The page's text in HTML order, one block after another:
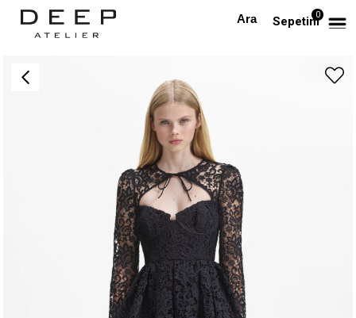
Sepetim0
Anasayfa TÜM ELBİSELER Boyundan Bağlı Kuplu Tasarım Dantel Mini Elbise